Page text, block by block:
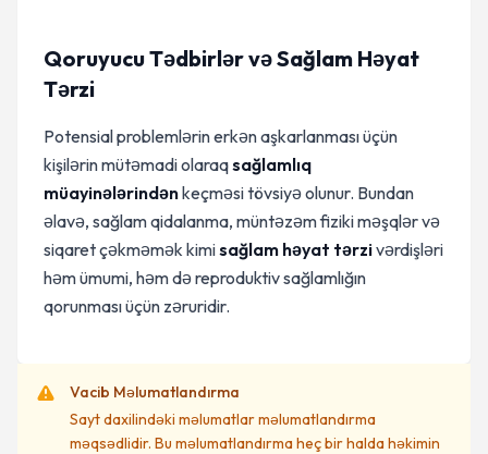
Qoruyucu Tədbirlər və Sağlam Həyat
Tərzi
Potensial problemlərin erkən aşkarlanması üçün
kişilərin mütəmadi olaraqsağlamlıq
müayinələrindənkeçməsi tövsiyə olunur. Bundan
əlavə, sağlam qidalanma, müntəzəm fiziki məşqlər və
siqaret çəkməmək kimisağlam həyat tərzivərdişləri
həm ümumi, həm də reproduktiv sağlamlığın
qorunması üçün zəruridir.
Vacib Məlumatlandırma
Sayt daxilindəki məlumatlar məlumatlandırma
məqsədlidir. Bu məlumatlandırma heç bir halda həkimin